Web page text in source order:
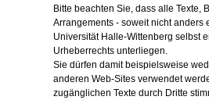
Bitte beachten Sie, dass alle Texte,
Arrangements - soweit nicht anders
Universität Halle-Wittenberg selbst
Urheberrechts unterliegen.
Sie dürfen damit beispielsweise
anderen Web-Sites verwendet
zugänglichen Texte durch Dritte